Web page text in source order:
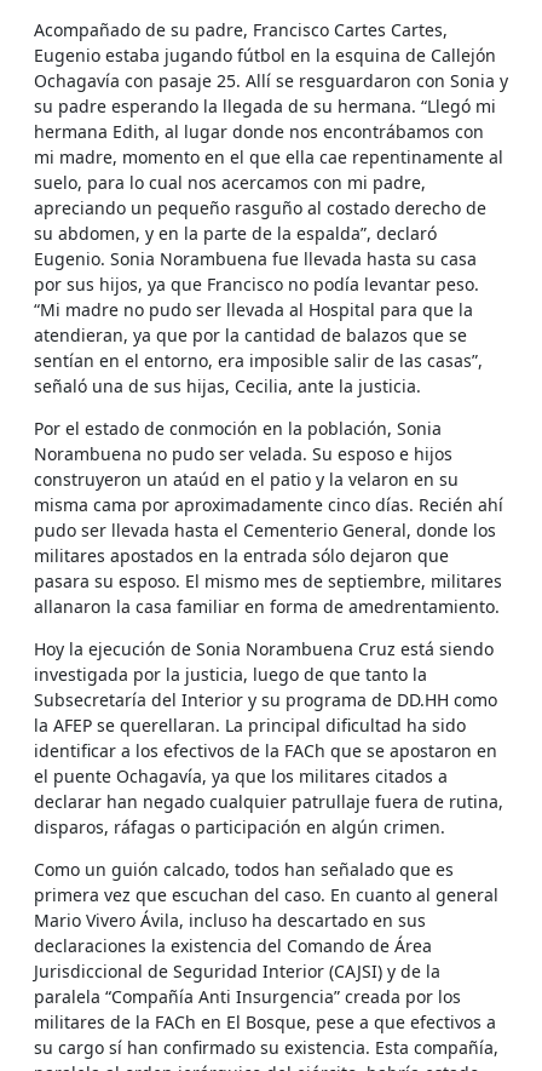
Acompañado de su padre, Francisco Cartes Cartes,
Eugenio estaba jugando fútbol en la esquina de Callejón
Ochagavía con pasaje 25. Allí se resguardaron con Sonia y
su padre esperando la llegada de su hermana. “Llegó mi
hermana Edith, al lugar donde nos encontrábamos con
mi madre, momento en el que ella cae repentinamente al
suelo, para lo cual nos acercamos con mi padre,
apreciando un pequeño rasguño al costado derecho de
su abdomen, y en la parte de la espalda”, declaró
Eugenio. Sonia Norambuena fue llevada hasta su casa
por sus hijos, ya que Francisco no podía levantar peso.
“Mi madre no pudo ser llevada al Hospital para que la
atendieran, ya que por la cantidad de balazos que se
sentían en el entorno, era imposible salir de las casas”,
señaló una de sus hijas, Cecilia, ante la justicia.
Por el estado de conmoción en la población, Sonia
Norambuena no pudo ser velada. Su esposo e hijos
construyeron un ataúd en el patio y la velaron en su
misma cama por aproximadamente cinco días. Recién ahí
pudo ser llevada hasta el Cementerio General, donde los
militares apostados en la entrada sólo dejaron que
pasara su esposo. El mismo mes de septiembre, militares
allanaron la casa familiar en forma de amedrentamiento.
Hoy la ejecución de Sonia Norambuena Cruz está siendo
investigada por la justicia, luego de que tanto la
Subsecretaría del Interior y su programa de DD.HH como
la AFEP se querellaran. La principal dificultad ha sido
identificar a los efectivos de la FACh que se apostaron en
el puente Ochagavía, ya que los militares citados a
declarar han negado cualquier patrullaje fuera de rutina,
disparos, ráfagas o participación en algún crimen.
Como un guión calcado, todos han señalado que es
primera vez que escuchan del caso. En cuanto al general
Mario Vivero Ávila, incluso ha descartado en sus
declaraciones la existencia del Comando de Área
Jurisdiccional de Seguridad Interior (CAJSI) y de la
paralela “Compañía Anti Insurgencia” creada por los
militares de la FACh en El Bosque, pese a que efectivos a
su cargo sí han confirmado su existencia. Esta compañía,